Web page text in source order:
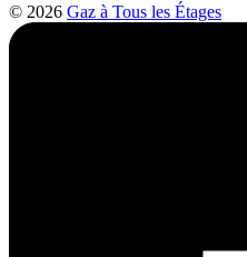
© 2026 Gaz à Tous les Étages